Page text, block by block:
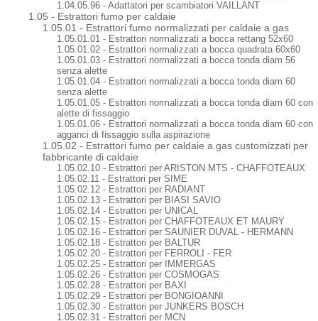
1.04.05.96 - Adattatori per scambiatori VAILLANT
1.05 - Estrattori fumo per caldaie
1.05.01 - Estrattori fumo normalizzati per caldaie a gas
1.05.01.01 - Estrattori normalizzati a bocca rettang 52x60
1.05.01.02 - Estrattori normalizzati a bocca quadrata 60x60
1.05.01.03 - Estrattori normalizzati a bocca tonda diam 56
senza alette
1.05.01.04 - Estrattori normalizzati a bocca tonda diam 60
senza alette
1.05.01.05 - Estrattori normalizzati a bocca tonda diam 60 con
alette di fissaggio
1.05.01.06 - Estrattori normalizzati a bocca tonda diam 60 con
agganci di fissaggio sulla aspirazione
1.05.02 - Estrattori fumo per caldaie a gas customizzati per
fabbricante di caldaie
1.05.02.10 - Estrattori per ARISTON MTS - CHAFFOTEAUX
1.05.02.11 - Estrattori per SIME
1.05.02.12 - Estrattori per RADIANT
1.05.02.13 - Estrattori per BIASI SAVIO
1.05.02.14 - Estrattori per UNICAL
1.05.02.15 - Estrattori per CHAFFOTEAUX ET MAURY
1.05.02.16 - Estrattori per SAUNIER DUVAL - HERMANN
1.05.02.18 - Estrattori per BALTUR
1.05.02.20 - Estrattori per FERROLI - FER
1.05.02.25 - Estrattori per IMMERGAS
1.05.02.26 - Estrattori per COSMOGAS
1.05.02.28 - Estrattori per BAXI
1.05.02.29 - Estrattori per BONGIOANNI
1.05.02.30 - Estrattori per JUNKERS BOSCH
1.05.02.31 - Estrattori per MCN